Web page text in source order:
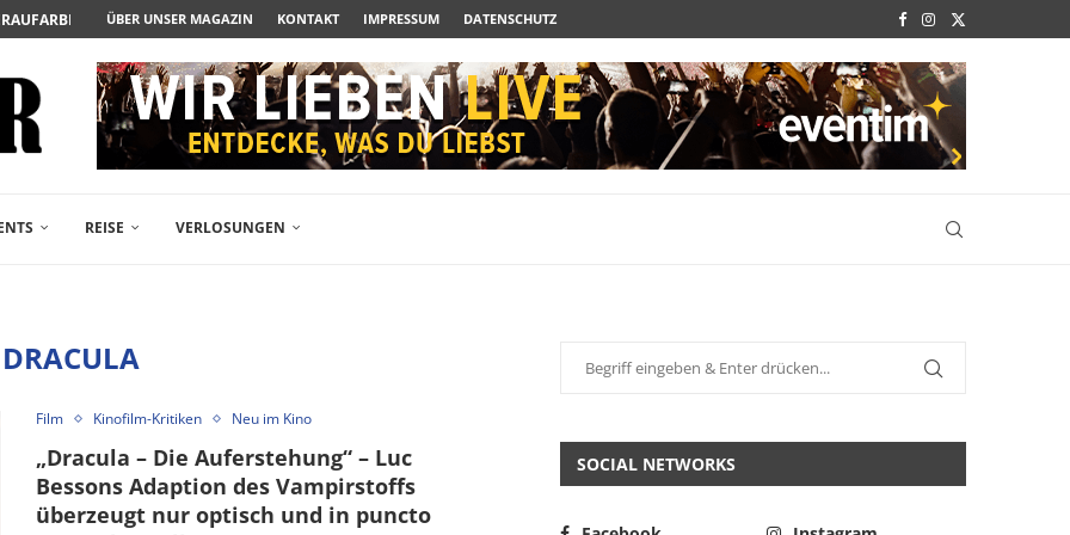
DER BESONDEREN ART
ZUM ALBTRAUM WIRD
FREIKARTEN- UND...
ACTION-BLOCKBUSTER...
POLARSTERN...
JETZT AUF DVD...
ROMCOM AUS 1963...
ÜBER UNSER MAGAZIN KONTAKT IMPRESSUM DATENSCHUTZ
REISE VERLOSUNGEN
DRACULA
Film Kinofilm-Kritiken Neu im Kino
„Dracula – Die Auferstehung“ – Luc
Bessons Adaption des Vampirstoffs
überzeugt nur optisch und in puncto
SOCIAL NETWORKS